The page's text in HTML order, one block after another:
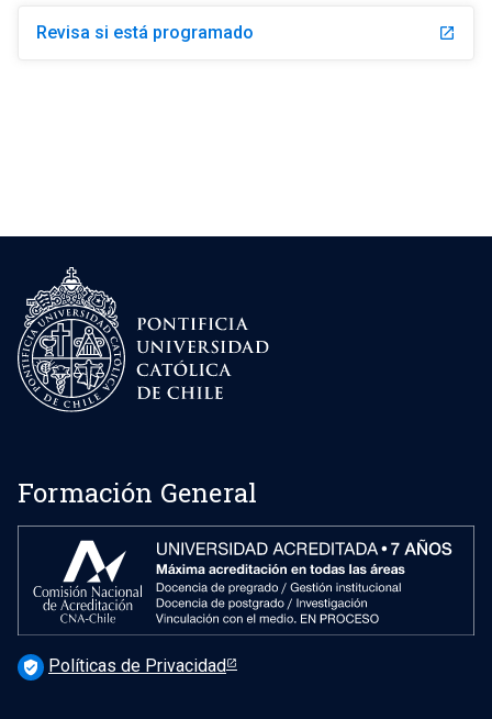
Revisa si está programado launch
Formación General
verified_user Políticas de Privacidad